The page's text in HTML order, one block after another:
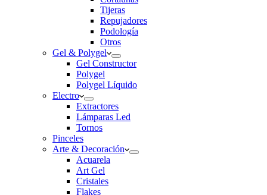
Tijeras
Repujadores
Podología
Otros
Gel & Polygel
Gel Constructor
Polygel
Polygel Líquido
Electro
Extractores
Lámparas Led
Tornos
Pinceles
Arte & Decoración
Acuarela
Art Gel
Cristales
Flakes